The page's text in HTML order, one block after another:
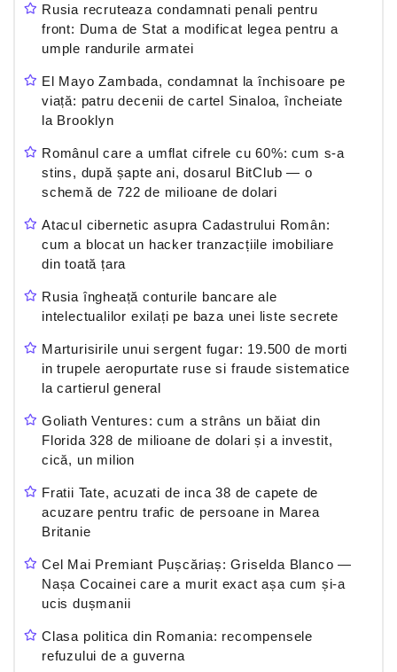
Rusia recruteaza condamnati penali pentru
front: Duma de Stat a modificat legea pentru a
umple randurile armatei
El Mayo Zambada, condamnat la închisoare pe
viață: patru decenii de cartel Sinaloa, încheiate
la Brooklyn
Românul care a umflat cifrele cu 60%: cum s-a
stins, după șapte ani, dosarul BitClub — o
schemă de 722 de milioane de dolari
Atacul cibernetic asupra Cadastrului Român:
cum a blocat un hacker tranzacțiile imobiliare
din toată țara
Rusia îngheață conturile bancare ale
intelectualilor exilați pe baza unei liste secrete
Marturisirile unui sergent fugar: 19.500 de morti
in trupele aeropurtate ruse si fraude sistematice
la cartierul general
Goliath Ventures: cum a strâns un băiat din
Florida 328 de milioane de dolari și a investit,
cică, un milion
Fratii Tate, acuzati de inca 38 de capete de
acuzare pentru trafic de persoane in Marea
Britanie
Cel Mai Premiant Pușcăriaș: Griselda Blanco —
Nașa Cocainei care a murit exact așa cum și-a
ucis dușmanii
Clasa politica din Romania: recompensele
refuzului de a guverna